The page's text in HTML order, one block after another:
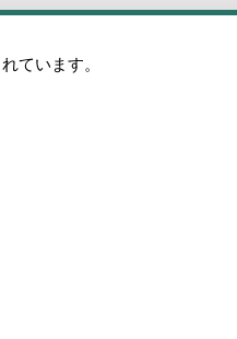
ています。